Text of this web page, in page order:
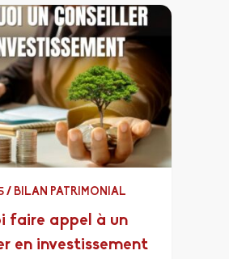
/ BILAN PATRIMONIAL
faire appel à un
en investissement